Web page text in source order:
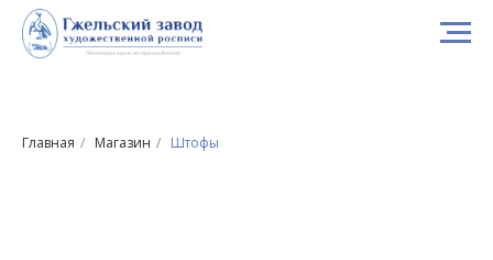
Главная / Магазин / Штофы